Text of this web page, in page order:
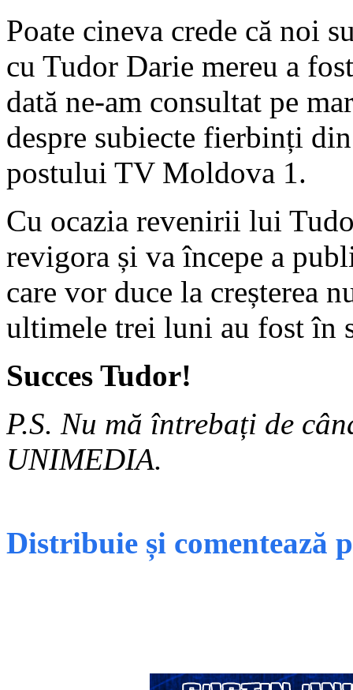
Poate cineva crede că noi
cu Tudor Darie mereu a
dată ne-am consultat pe
despre subiecte fierbinți
postului TV Moldova 1.
Cu ocazia revenirii lui
revigora și va începe a
care vor duce la creșterea
ultimele trei luni au fost în
Succes Tudor!
P.S. Nu mă întrebați de
UNIMEDIA.
Distribuie și comentează